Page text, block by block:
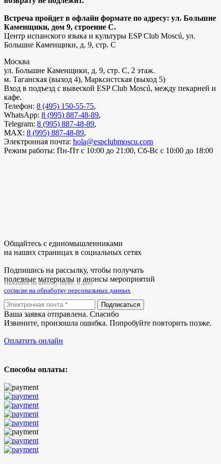
Встреча пройдет в офлайн формате по адресу: ул. Большие
Каменщики, дом 9, строение С.
Центр испанского языка и культуры ESP Club Moscú, ул.
Большие Каменщики, д. 9, стр. С
Москва
ул. Большие Каменщики, д. 9, стр. С, 2 этаж.
м. Таганская (выход 4), Марксистская (выход 5)
Вход в подъезд с вывеской ESP Club Moscú, между пекарней и
кафе.
Телефон: 8 (495) 150-55-75,
WhatsApp: 8 (995) 887-48-89,
Telegram: 8 (995) 887-48-89,
MAX: 8 (995) 887-48-89,
Электронная почта: hola@espclubmoscu.com
Режим работы: Пн-Пт с 10:00 до 21:00, Сб-Вс с 10:00 до 18:00
Общайтесь с единомышленниками
на наших страницах в социальных сетях
Подпишись на рассылку, чтобы получать
полезные материалы и анонсы мероприятий
Нажимая на кнопку ниже, я даю
согласие на обработку персональных данных
Подписаться
Ваша заявка отправлена. Спасибо
Извините, произошла ошибка. Попробуйте повторить позже.
Оплатить онлайн
Способы оплаты: